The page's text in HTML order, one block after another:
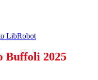
LibRobot
Buffoli 2025